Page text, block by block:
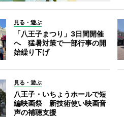
見る・遊ぶ
「八王子まつり」3日間開催
へ 猛暑対策で一部行事の開
始繰り下げ
見る・遊ぶ
八王子・いちょうホールで短
編映画祭 新技術使い映画音
声の補聴支援